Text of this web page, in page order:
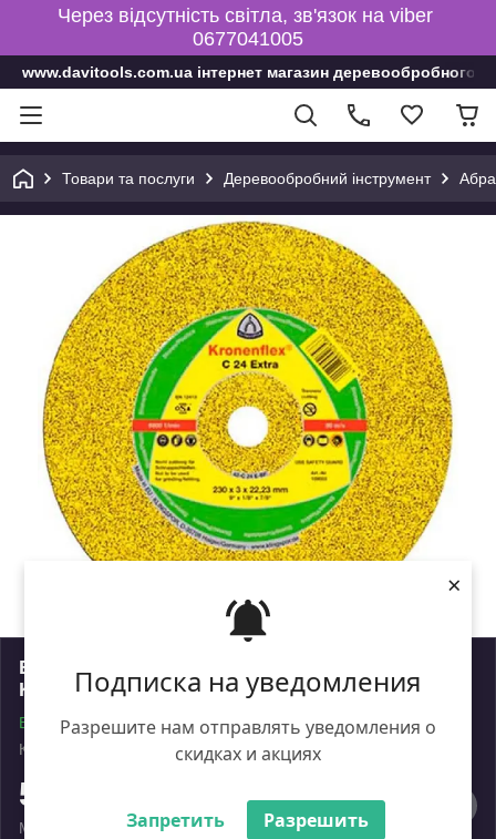
Подписка на уведомления
Разрешите нам отправлять уведомления о
скидках и акциях
Запретить Разрешить
×
Через відсутність світла, зв'язок на viber
0677041005
www.davitools.com.ua інтернет магазин деревообробного
Товари та послуги Деревообробний інструмент
Відрізний круг для каменю Klingspor
Kronenfiex 230x3x22
В наявності
Код: ik_0202263
Роздріб
50
Мінімальна сума замовлення на сайті — 450 ₴